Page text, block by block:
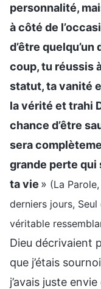
personnalité,
à côté de
d’être quelqu’un
coup, tu réussis
statut, ta vanité
la vérité et trahi
chance d’être
sera
grande perte
ta vie » (La
derniers jours, Seul
véritable
Dieu décrivaient
que j’étais
j’avais juste